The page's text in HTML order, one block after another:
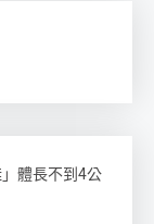
體長不到4公